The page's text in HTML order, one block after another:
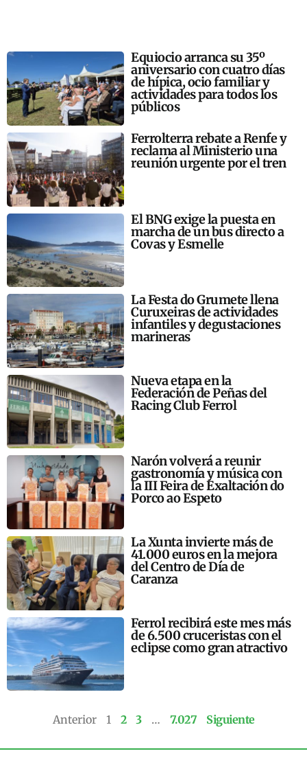
Equiocio arranca su 35º
aniversario con cuatro días
de hípica, ocio familiar y
actividades para todos los
públicos
Ferrolterra rebate a Renfe y
reclama al Ministerio una
reunión urgente por el tren
El BNG exige la puesta en
marcha de un bus directo a
Covas y Esmelle
La Festa do Grumete llena
Curuxeiras de actividades
infantiles y degustaciones
marineras
Nueva etapa en la
Federación de Peñas del
Racing Club Ferrol
Narón volverá a reunir
gastronomía y música con
la III Feira de Exaltación do
Porco ao Espeto
La Xunta invierte más de
41.000 euros en la mejora
del Centro de Día de
Caranza
Ferrol recibirá este mes más
de 6.500 cruceristas con el
eclipse como gran atractivo
Anterior 1 2 3 … 7.027 Siguiente